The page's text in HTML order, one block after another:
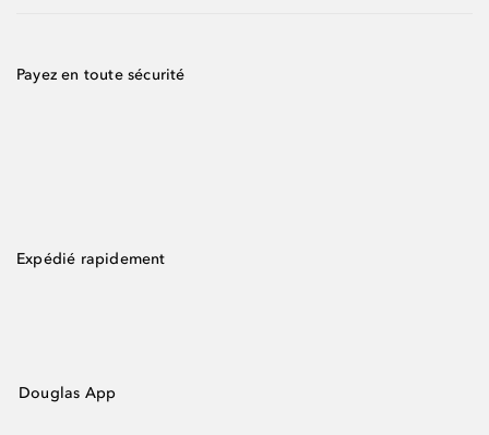
Payez en toute sécurité
Expédié rapidement
Douglas App